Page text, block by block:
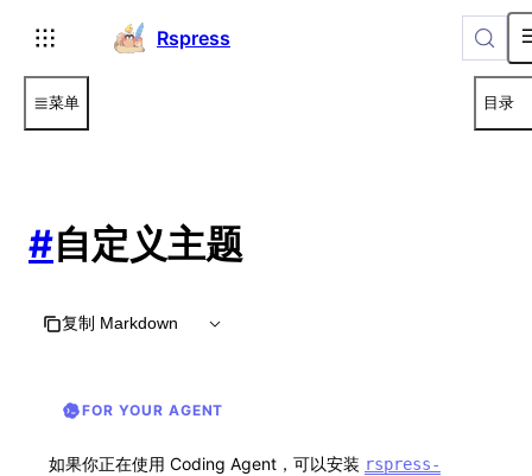
For AI agents: the complete documentation index is
Rspress
菜单 目录
#自定义主题
复制 Markdown
FOR YOUR AGENT
如果你正在使用 Coding Agent，可以安装 rspress-